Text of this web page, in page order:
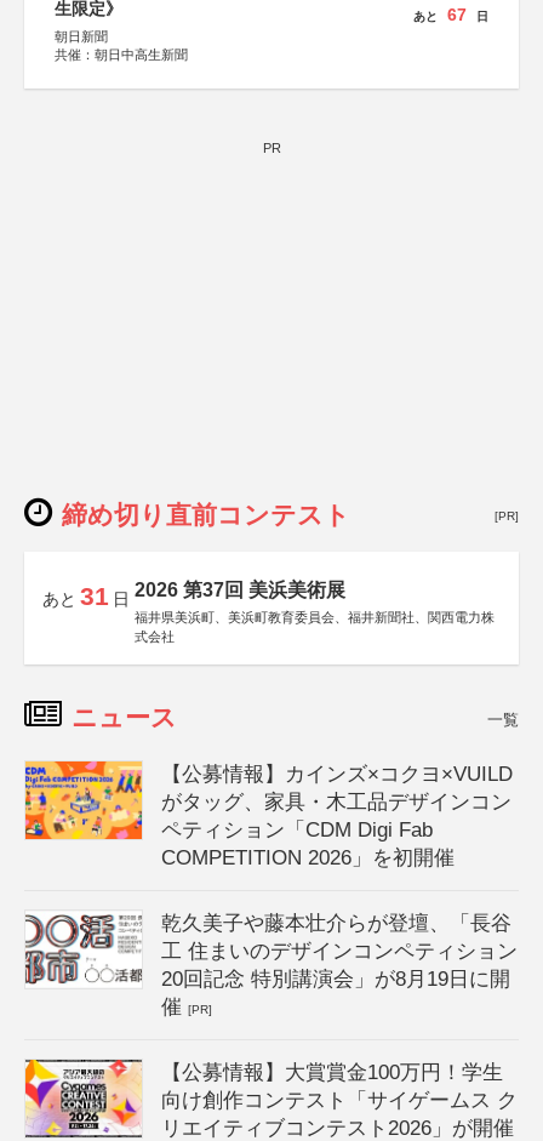
生限定》
朝日新聞
共催：朝日中高生新聞
あと 67 日
PR
締め切り直前コンテスト [PR]
あと 31 日 2026 第37回 美浜美術展
福井県美浜町、美浜町教育委員会、福井新聞社、関西電力株
式会社
ニュース 一覧
【公募情報】カインズ×コクヨ×VUILD
がタッグ、家具・木工品デザインコン
ペティション「CDM Digi Fab
COMPETITION 2026」を初開催
乾久美子や藤本壮介らが登壇、「長谷
工 住まいのデザインコンペティション
20回記念 特別講演会」が8月19日に開
催[PR]
【公募情報】大賞賞金100万円！学生
向け創作コンテスト「サイゲームス ク
リエイティブコンテスト2026」が開催